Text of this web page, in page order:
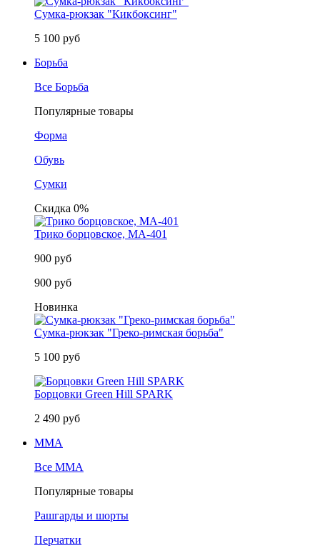
Сумка-рюкзак "Кикбоксинг"
5 100 руб
Борьба
Все Борьба
Популярные товары
Форма
Обувь
Сумки
Скидка 0%
Трико борцовское, MA-401
900 руб
900 руб
Новинка
Сумка-рюкзак "Греко-римская борьба"
5 100 руб
Борцовки Green Hill SPARK
2 490 руб
MMA
Все MMA
Популярные товары
Рашгарды и шорты
Перчатки